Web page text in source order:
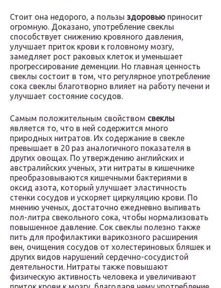
Стоит она недорого, а пользы здоровью приносит
огромную. Доказано, употребление свеклы
способствует снижению кровяного давления,
улучшает приток крови к головному мозгу,
замедляет рост раковых клеток и уменьшает
прогрессирование деменции. Но главная ценность
свеклы состоит в том, что регулярное употребление
сока свеклы благотворно влияет на работу печени и
улучшает состояние сосудов.
Самым положительным свойством свеклы
является то, что в ней содержится много
природных нитратов. Их содержание в свекле
превышает в 20 раз аналогичного показателя в
других овощах. По утверждению английских и
австралийских ученых, эти нитраты в кишечнике
преобразовываются кишечными бактериями в
оксид азота, который улучшает эластичность
стенки сосудов и ускоряет циркуляцию крови. По
мнению ученых, достаточно ежедневно выпивать
пол-литра свекольного сока, чтобы нормализовать
повышенное давление. Сок свеклы полезно также
пить для профилактики варикозного расширения
вен, очищения сосудов от холестериновых бляшек и
других видов нарушений сердечно-сосудистой
деятельности. Нитраты также повышают
физическую активность человека и увеличивают